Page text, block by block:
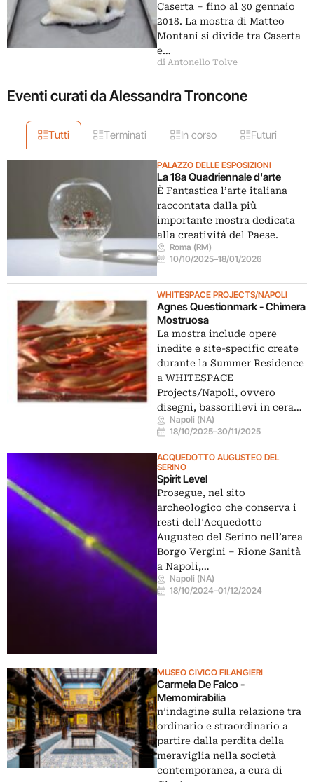
Caserta ‒ fino al 30 gennaio
2018. La mostra di Matteo
Montani si divide tra Caserta
e…
di Antonello Tolve
Eventi curati da Alessandra Troncone
Tutti Terminati In corso Futuri
PALAZZO DELLE ESPOSIZIONI
La 18a Quadriennale d'arte
È Fantastica l’arte italiana
raccontata dalla più
importante mostra dedicata
alla creatività del Paese.
Roma (RM)
10/10/2025–18/01/2026
WHITESPACE PROJECTS/NAPOLI
Agnes Questionmark - Chimera
Mostruosa
La mostra include opere
inedite e site-specific create
durante la Summer Residence
a WHITESPACE
Projects/Napoli, ovvero
disegni, bassorilievi in cera…
Napoli (NA)
18/10/2025–30/11/2025
ACQUEDOTTO AUGUSTEO DEL
SERINO
Spirit Level
Prosegue, nel sito
archeologico che conserva i
resti dell’Acquedotto
Augusteo del Serino nell’area
Borgo Vergini – Rione Sanità
a Napoli,…
Napoli (NA)
18/10/2024–01/12/2024
MUSEO CIVICO FILANGIERI
Carmela De Falco -
Memomirabilia
n’indagine sulla relazione tra
ordinario e straordinario a
partire dalla perdita della
meraviglia nella società
contemporanea, a cura di